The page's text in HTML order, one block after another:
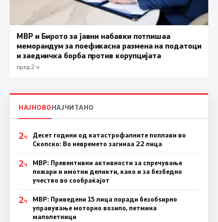
МВР и Бирото за јавни набавки потпишаа
меморандум за поефикасна размена на податоци
и заедничка борба против корупцијата
пред 2 ч.
НАЈНОВОНАЈЧИТАНО
2Ч
Десет години од катастрофалните поплави во
Скопско: Во невремето загинаа 22 лица
2Ч
МВР: Превентивни активности за спречување
пожари и имотни деликти, како и за безбедно
учество во сообраќајот
2Ч
МВР: Приведени 15 лица поради безобѕирно
управување моторно возило, петмина
малолетници